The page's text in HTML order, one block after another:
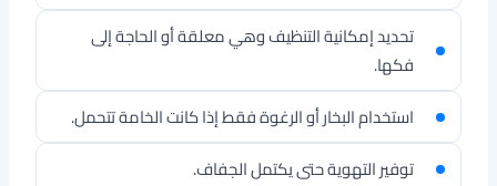
تحديد إمكانية التنظيف وهي معلقة أو الحاجة إلى
فكها.
استخدام البخار أو الرغوة فقط إذا كانت الخامة تتحمل.
توفير التهوية حتى يكتمل الجفاف.